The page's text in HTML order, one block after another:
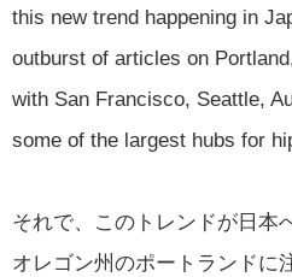
this new trend happening in
outburst of articles on
with San Francisco, Seattle,
some of the largest hubs for
それで、このトレンドが日本
オレゴン州のポートランドに